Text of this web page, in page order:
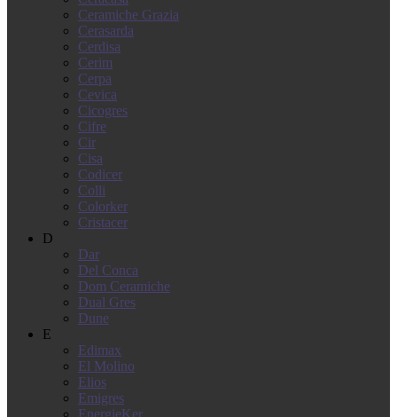
Ceramiche Grazia
Cerasarda
Cerdisa
Cerim
Cerpa
Cevica
Cicogres
Cifre
Cir
Cisa
Codicer
Colli
Colorker
Cristacer
D
Dar
Del Conca
Dom Ceramiche
Dual Gres
Dune
E
Edimax
El Molino
Elios
Emigres
EnergieKer